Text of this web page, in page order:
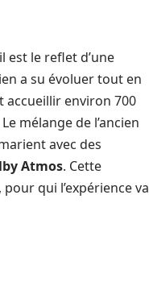
est le reflet d’une
a su évoluer tout en
accueillir environ 700
mélange de l’ancien
avec des
Atmos. Cette
qui l’expérience va